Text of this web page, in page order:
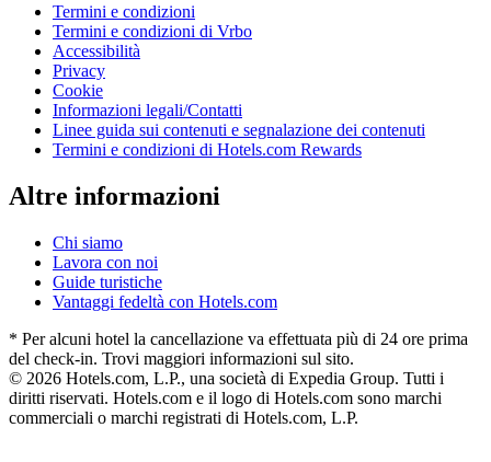
Termini e condizioni
Termini e condizioni di Vrbo
Accessibilità
Privacy
Cookie
Informazioni legali/Contatti
Linee guida sui contenuti e segnalazione dei contenuti
Termini e condizioni di Hotels.com Rewards
Altre informazioni
Chi siamo
Lavora con noi
Guide turistiche
Vantaggi fedeltà con Hotels.com
* Per alcuni hotel la cancellazione va effettuata più di 24 ore prima
del check-in. Trovi maggiori informazioni sul sito.
© 2026 Hotels.com, L.P., una società di Expedia Group. Tutti i
diritti riservati. Hotels.com e il logo di Hotels.com sono marchi
commerciali o marchi registrati di Hotels.com, L.P.